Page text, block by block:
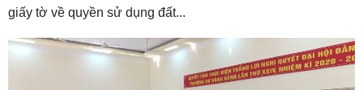
giấy tờ về quyền sử dụng đất...